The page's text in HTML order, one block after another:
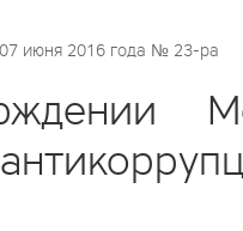
июня 2016 года № 23-ра